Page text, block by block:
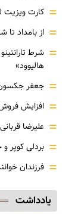
= کارت
= از بامداد
= شرط
هالیوود»
= جعفر جکسون
= افزایش فروش
= علیرضا
= بردلی کوپر
= فرزندان
یادداشت